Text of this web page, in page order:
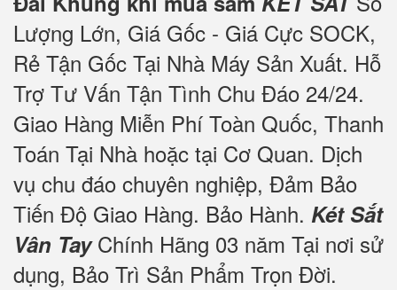
Lượng Lớn, Giá Gốc - Giá Cực SOCK,
Rẻ Tận Gốc Tại Nhà Máy Sản Xuất. Hỗ
Trợ Tư Vấn Tận Tình Chu Đáo 24/24.
Giao Hàng Miễn Phí Toàn Quốc, Thanh
Toán Tại Nhà hoặc tại Cơ Quan. Dịch
vụ chu đáo chuyên nghiệp, Đảm Bảo
Tiến Độ Giao Hàng. Bảo Hành. Két Sắt
Vân TayChính Hãng 03 năm Tại nơi sử
dụng, Bảo Trì Sản Phẩm Trọn Đời.